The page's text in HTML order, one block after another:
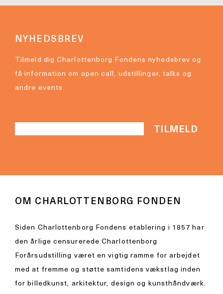
NYHEDSBREV
Tilmeld dig Charlottenborg Fondens nyhedsbrev og
få information om open call, udstillinger, talks og
andre events
OM CHARLOTTENBORG FONDEN
Siden Charlottenborg Fondens etablering i 1857 har
den årlige censurerede Charlottenborg
Forårsudstilling været en vigtig ramme for arbejdet
med at fremme og støtte samtidens vækstlag inden
for billedkunst, arkitektur, design og kunsthåndværk.